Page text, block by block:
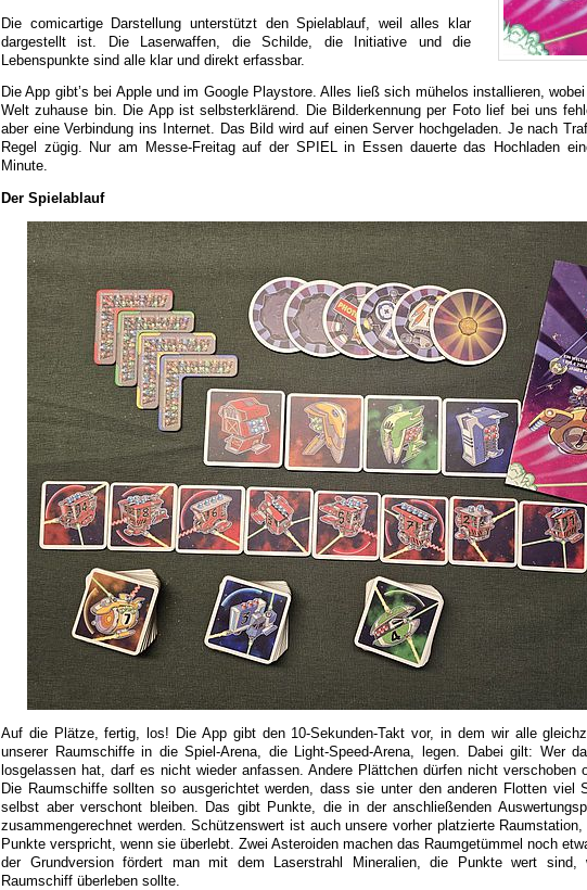
Die comicartige Darstellung unterstützt den Spielablauf, weil alles klar
dargestellt ist. Die Laserwaffen, die Schilde, die Initiative und die
Lebenspunkte sind alle klar und direkt erfassbar.
Die App gibt’s bei Apple und im Google Playstore. Alles ließ sich mühelos installieren,
Welt zuhause bin. Die App ist selbsterklärend. Die Bilderkennung per Foto lief bei uns
aber eine Verbindung ins Internet. Das Bild wird auf einen Server hochgeladen. Je nach
Regel zügig. Nur am Messe-Freitag auf der SPIEL in Essen dauerte das Hochladen
Minute.
Der Spielablauf
Auf die Plätze, fertig, los! Die App gibt den 10-Sekunden-Takt vor, in dem wir alle
unserer Raumschiffe in die Spiel-Arena, die Light-Speed-Arena, legen. Dabei gilt: Wer
losgelassen hat, darf es nicht wieder anfassen. Andere Plättchen dürfen nicht verschoben
Die Raumschiffe sollten so ausgerichtet werden, dass sie unter den anderen Flotten viel
selbst aber verschont bleiben. Das gibt Punkte, die in der anschließenden
zusammengerechnet werden. Schützenswert ist auch unsere vorher platzierte
Punkte verspricht, wenn sie überlebt. Zwei Asteroiden machen das Raumgetümmel noch
der Grundversion fördert man mit dem Laserstrahl Mineralien, die Punkte wert sind,
Raumschiff überleben sollte.